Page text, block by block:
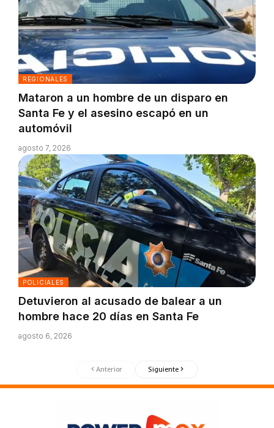
REGIONALES
Mataron a un hombre de un disparo en
Santa Fe y el asesino escapó en un
automóvil
agosto 7, 2026
POLICIALES
Detuvieron al acusado de balear a un
hombre hace 20 días en Santa Fe
agosto 6, 2026
Anterior Siguiente